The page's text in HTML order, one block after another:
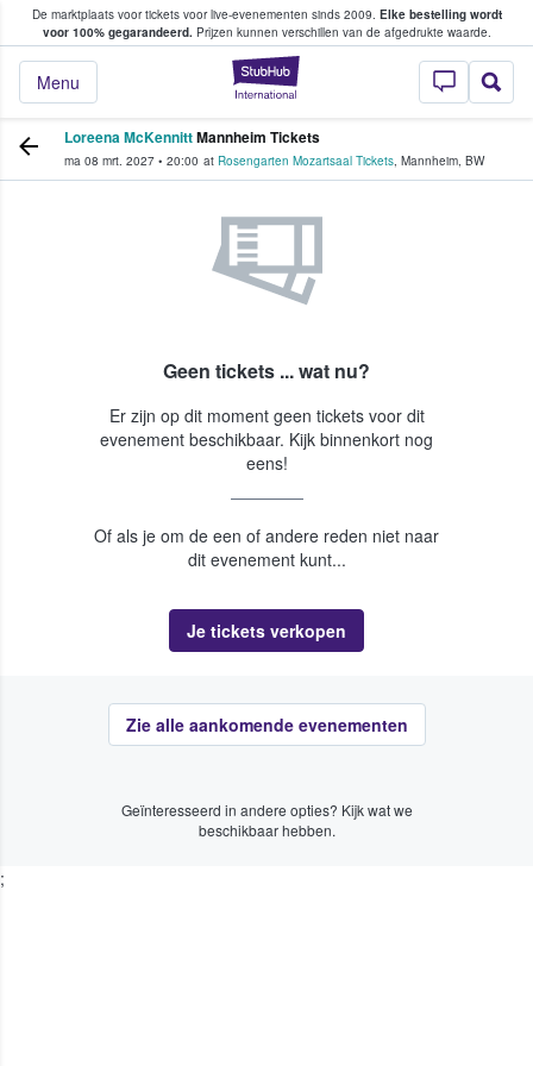
De marktplaats voor tickets voor live-evenementen sinds 2009. Elke bestelling wordt
voor 100% gegarandeerd.Prijzen kunnen verschillen van de afgedrukte waarde.
StubHub: waar
Menu
tickets kopen en verkopen
Loreena McKennittMannheim Tickets
ma 08 mrt. 2027 • 20:00 at Rosengarten Mozartsaal Tickets, Mannheim, BW
Geen tickets ... wat nu?
Er zijn op dit moment geen tickets voor dit
evenement beschikbaar. Kijk binnenkort nog
eens!
Of als je om de een of andere reden niet naar
dit evenement kunt...
Je tickets verkopen
Zie alle aankomende evenementen
Geïnteresseerd in andere opties? Kijk wat we
beschikbaar hebben.
;